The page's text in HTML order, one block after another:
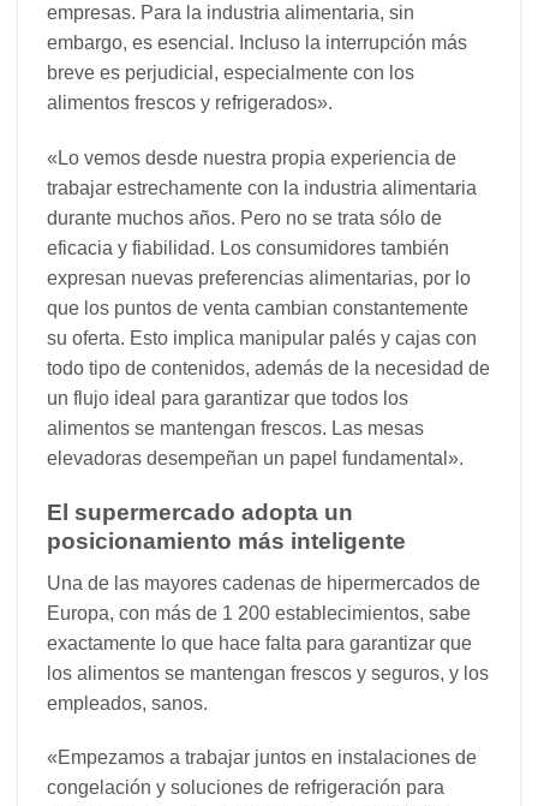
empresas. Para la industria alimentaria, sin
embargo, es esencial. Incluso la interrupción más
breve es perjudicial, especialmente con los
alimentos frescos y refrigerados».
«Lo vemos desde nuestra propia experiencia de
trabajar estrechamente con la industria alimentaria
durante muchos años. Pero no se trata sólo de
eficacia y fiabilidad. Los consumidores también
expresan nuevas preferencias alimentarias, por lo
que los puntos de venta cambian constantemente
su oferta. Esto implica manipular palés y cajas con
todo tipo de contenidos, además de la necesidad de
un flujo ideal para garantizar que todos los
alimentos se mantengan frescos. Las mesas
elevadoras desempeñan un papel fundamental».
El supermercado adopta un
posicionamiento más inteligente
Una de las mayores cadenas de hipermercados de
Europa, con más de 1 200 establecimientos, sabe
exactamente lo que hace falta para garantizar que
los alimentos se mantengan frescos y seguros, y los
empleados, sanos.
«Empezamos a trabajar juntos en instalaciones de
congelación y soluciones de refrigeración para